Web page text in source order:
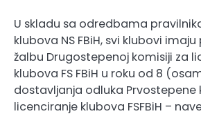
U skladu sa odredbama
klubova NS FBiH, svi klubovi
žalbu Drugostepenoj komisiji za
klubova FS FBiH u roku od 8
dostavljanja odluka Prvostepene
licenciranje klubova FSFBiH –